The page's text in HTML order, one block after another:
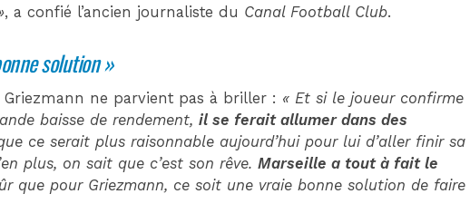
, a confié l’ancien journaliste du Canal Football Club.
solution »
Griezmann ne parvient pas à briller : « Et si le joueur confirme
baisse de rendement,il se ferait allumer dans des
ce serait plus raisonnable aujourd’hui pour lui d’aller finir sa
plus, on sait que c’est son rêve.Marseille a tout à fait le
que pour Griezmann, ce soit une vraie bonne solution de faire